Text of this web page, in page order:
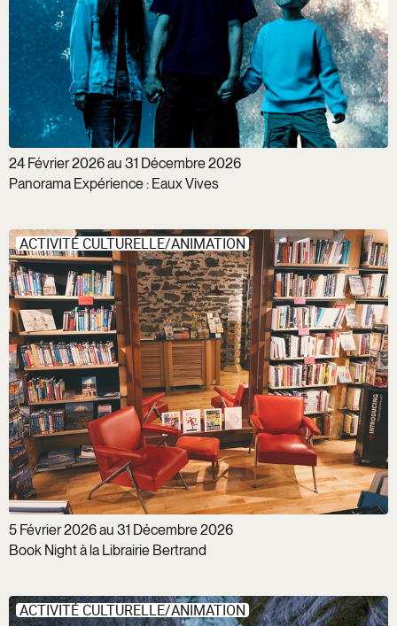
24 Février 2026 au 31 Décembre 2026
Panorama Expérience : Eaux Vives
ACTIVITÉ CULTURELLE/ANIMATION
5 Février 2026 au 31 Décembre 2026
Book Night à la Librairie Bertrand
ACTIVITÉ CULTURELLE/ANIMATION